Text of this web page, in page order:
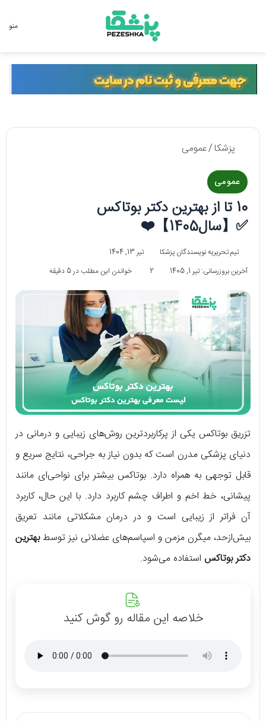
منو
پزشکا/عمومی
عمومی
10 تا از بهترین دکتر بوتاکس
✅【سال1405】❤️
تیم تحریریه نویسندگان پزشکا
تیر 13, 1404
آخرین بروزرسانی: تیر 1, 1405
2 خواندن این مطلب در 5 دقیقه
تزریق بوتاکس یکی از پرکاربردترین روش‌های زیبایی و درمانی در
دنیای پزشکی مدرن است که بدون نیاز به جراحی، نتایج سریع و
قابل توجهی به همراه دارد. بوتاکس بیشتر برای نواحی‌ای مانند
پیشانی، خط اخم و اطراف چشم کاربرد دارد. با این حال، کاربرد
آن فراتر از زیبایی است و در درمان مشکلاتی مانند تعریق
بیش‌ازحد، میگرن مزمن و اسپاسم‌های عضلانی نیز توسطبهترین
دکتر بوتاکس استفاده می‌شود.
خلاصه این مقاله رو گوش کنید